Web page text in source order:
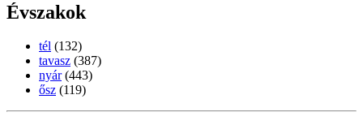
Évszakok
tél (132)
tavasz (387)
nyár (443)
ősz (119)